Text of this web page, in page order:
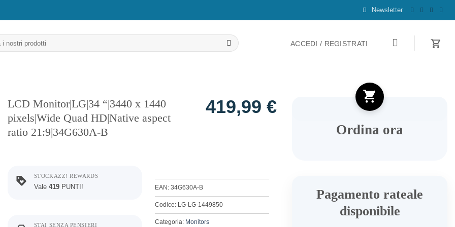
Newsletter
ACCEDI / REGISTRATI
LCD Monitor|LG|34 “|3440 x 1440
pixels|Wide Quad HD|Native aspect
ratio 21:9|34G630A-B
419,99 €
STOCKAZZ! REWARDS
Vale 419 PUNTI!
STAI SENZA PENSIERI
EAN: 34G630A-B
Codice: LG-LG-1449850
Categoria: Monitors
Ordina ora
Pagamento rateale
disponibile